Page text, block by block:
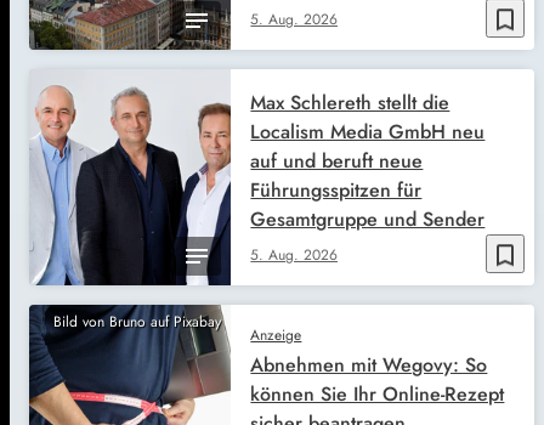
bookmark_border
5. Aug. 2026
bookmark_border
5. Aug. 2026
Max Schlereth stellt die
Localism Media GmbH neu
auf und beruft neue
Führungsspitzen für
Gesamtgruppe und Sender
Bild von Bruno auf Pixabay
Anzeige
Abnehmen mit Wegovy: So
können Sie Ihr Online-Rezept